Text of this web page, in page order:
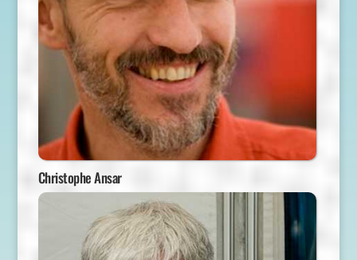
Christophe Ansar